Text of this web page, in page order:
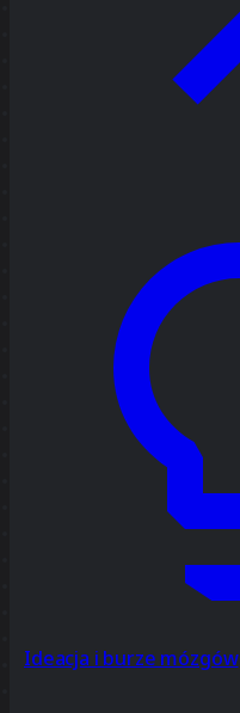
Ideacja i burze mózgów